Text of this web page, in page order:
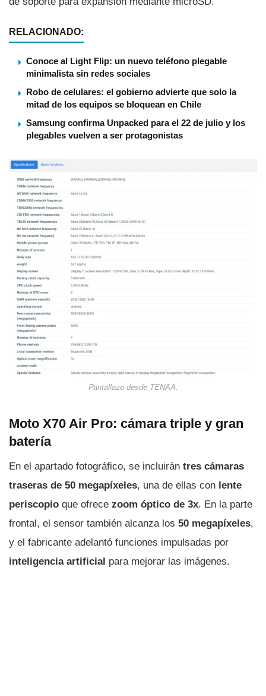
RELACIONADO:
Conoce al Light Flip: un nuevo teléfono plegable
minimalista sin redes sociales
Robo de celulares: el gobierno advierte que solo la
mitad de los equipos se bloquean en Chile
Samsung confirma Unpacked para el 22 de julio y los
plegables vuelven a ser protagonistas
Pantallazo desde TENAA.
Moto X70 Air Pro: cámara triple y gran
batería
En el apartado fotográfico, se incluirán tres cámaras
traseras de 50 megapíxeles, una de ellas con lente
periscopio que ofrece zoom óptico de 3x. En la parte
frontal, el sensor también alcanza los 50 megapíxeles,
y el fabricante adelantó funciones impulsadas por
inteligencia artificial para mejorar las imágenes.